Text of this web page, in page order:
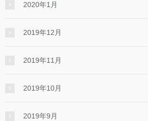
2020年1月
2019年12月
2019年11月
2019年10月
2019年9月